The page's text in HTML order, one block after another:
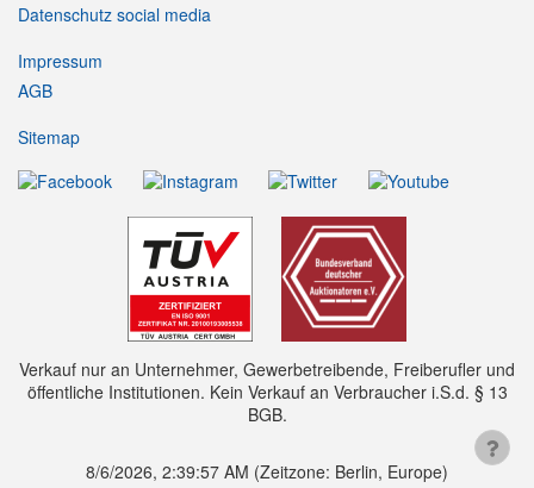
Datenschutz social media
Impressum
AGB
Sitemap
Verkauf nur an Unternehmer, Gewerbetreibende, Freiberufler und
öffentliche Institutionen. Kein Verkauf an Verbraucher i.S.d. § 13
BGB.
8/6/2026, 2:39:58 AM (Zeitzone: Berlin, Europe)